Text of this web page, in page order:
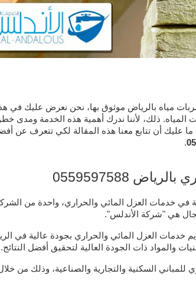
مياه بالرياض موثوق بها، نحن نعرض عليك في
ذلك، لأننا ندرك أهمية هذه الخدمة ومدى
عليك أن تتابع معنا هذه المقالة لكي تتعرف عن
.
0559597588
خدمات العزل المائي والحراري، واحدة من
هي "شركة الأندلس".
خدمات العزل المائي والحراري بجودة عالية في
والمواد ذات الجودة العالية لتحقيق أفضل النتائج.
السكنية والتجارية والصناعية، وذلك من